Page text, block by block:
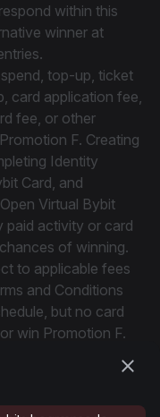
within this
winner at
top-up, ticket
card application fee,
fee, or other
F. Creating
Identity
Card, and
Virtual Bybit
paid activity or card
of winning.
to applicable fees
and Conditions
but no card
win Promotion F.
assets, or any